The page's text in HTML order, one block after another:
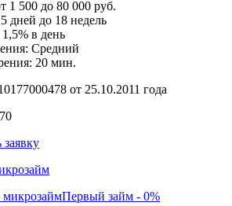
1 500 до 80 000 руб.
дней до 18 недель
в день
Средний
20 мин.
от 25.10.2011 года
Первый займ - 0%